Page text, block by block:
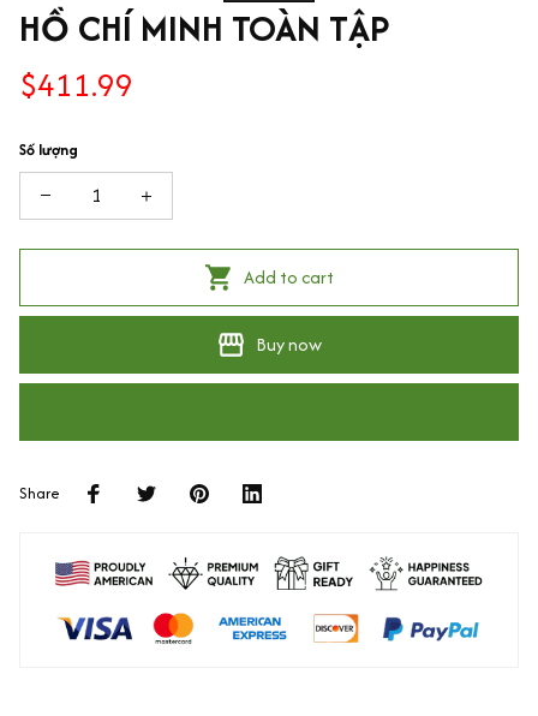
HỒ CHÍ MINH TOÀN TẬP
$411.99
Số lượng
Add to cart
Buy now
Share